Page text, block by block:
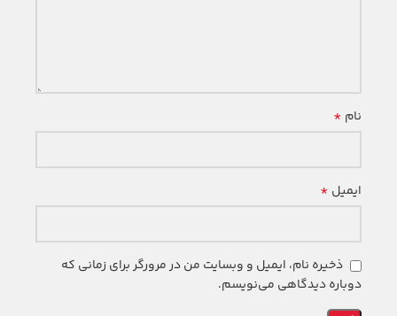
نام *
ایمیل *
ذخیره نام، ایمیل و وبسایت من در مرورگر برای زمانی که
دوباره دیدگاهی می‌نویسم.